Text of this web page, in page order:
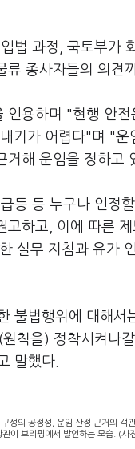
법 과정, 국토부가
종사자들의 의견
용하며 "현행 안
기가 어렵다"며 "
해 운임을 정하고
등 등 누구나 인정
하고, 이에 따른
실무 지침과 유가
불법행위에 대해서
칙을) 정착시켜나
말했다.
성의 공정성, 운임 산정 근거의 객
이 브리핑에서 발언하는 모습. (사